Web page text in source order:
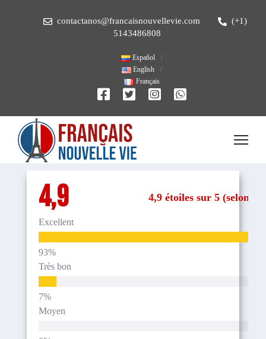
contactanos@francaisnouvellevie.com
(+1)
5143486808
Español
English
Français
4,9 4,9 étoiles sur 5 (selon 29
Excellent
Très bon
Moyen